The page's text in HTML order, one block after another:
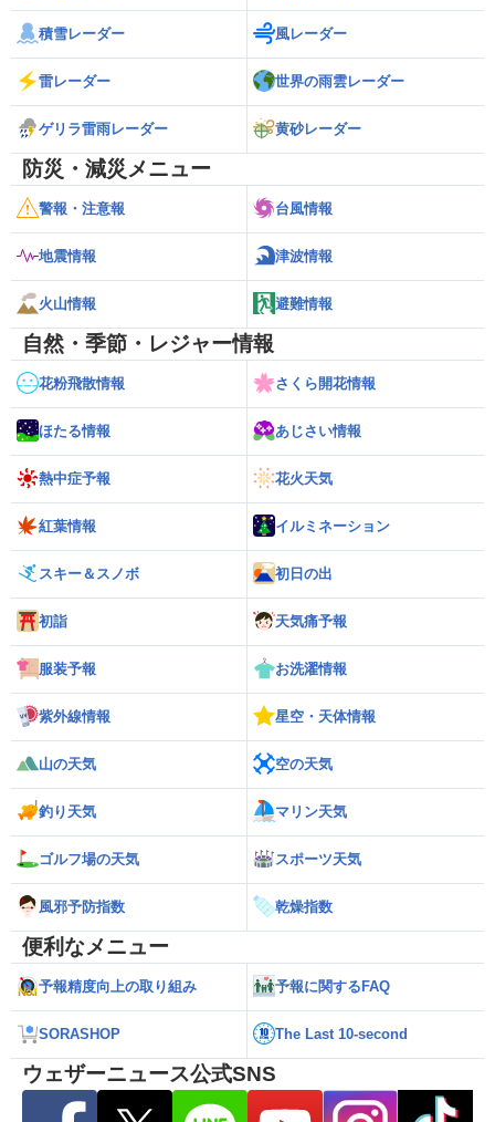
積雪レーダー 風レーダー
雷レーダー 世界の雨雲レーダー
ゲリラ雷雨レーダー 黄砂レーダー
防災・減災メニュー
警報・注意報 台風情報
地震情報 津波情報
火山情報 避難情報
自然・季節・レジャー情報
花粉飛散情報 さくら開花情報
ほたる情報 あじさい情報
熱中症予報 花火天気
紅葉情報 イルミネーション
スキー＆スノボ 初日の出
初詣 天気痛予報
服装予報 お洗濯情報
紫外線情報 星空・天体情報
山の天気 空の天気
釣り天気 マリン天気
ゴルフ場の天気 スポーツ天気
風邪予防指数 乾燥指数
便利なメニュー
予報精度向上の取り組み 予報に関するFAQ
SORASHOP The Last 10-second
ウェザーニュース公式SNS